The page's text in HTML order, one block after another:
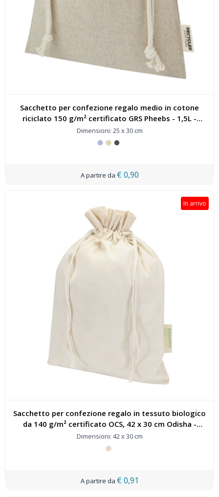
Sacchetto per confezione regalo medio in cotone
riciclato 150 g/m² certificato GRS Pheebs - 1,5L -
120671
Dimensioni: 25 x 30 cm
€ 0,90
Sacchetto per confezione regalo in tessuto biologico
da 140 g/m² certificato OCS, 42 x 30 cm Odisha -
120798
In arrivo
Dimensioni: 42 x 30 cm
€ 0,91